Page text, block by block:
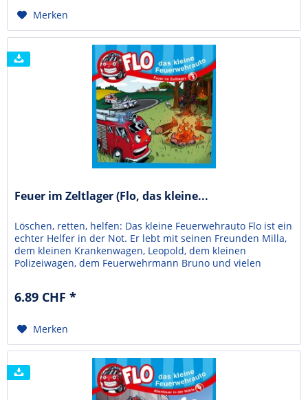
Merken
Feuer im Zeltlager (Flo, das kleine...
Löschen, retten, helfen: Das kleine Feuerwehrauto Flo ist ein
echter Helfer in der Not. Er lebt mit seinen Freunden Milla,
dem kleinen Krankenwagen, Leopold, dem kleinen
Polizeiwagen, dem Feuerwehrmann Bruno und vielen
gesehen haben ... Und dann ist im...
6.89 CHF *
Merken